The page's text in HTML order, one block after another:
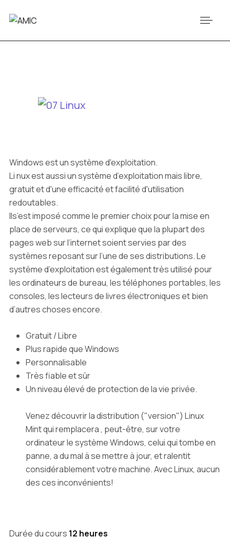
Windows est un système d'exploitation.
Li nux est aussi un système d’exploitation mais libre,
gratuit et d'une efficacité et facilité d'utilisation
redoutables.
Ils’est imposé comme le premier choix pour la mise en
place de serveurs, ce qui explique que la plupart des
pages web sur l’internet soient servies par des
systèmes reposant sur l’une de ses distributions. Le
système d’exploitation est également très utilisé pour
les ordinateurs de bureau, les téléphones portables, les
consoles, les lecteurs de livres électroniques et bien
d’autres choses encore.
Gratuit / Libre
Plus rapide que Windows
Personnalisable
Très fiable et sûr
Un niveau élevé de protection de la vie privée.
Venez découvrir la distribution ("version") Linux
Mint qui remplacera , peut-être, sur votre
ordinateur le système Windows, celui qui tombe en
panne, a du mal à se mettre à jour, et ralentit
considérablement votre machine. Avec Linux, aucun
des ces inconvénients!
Durée du cours 12 heures